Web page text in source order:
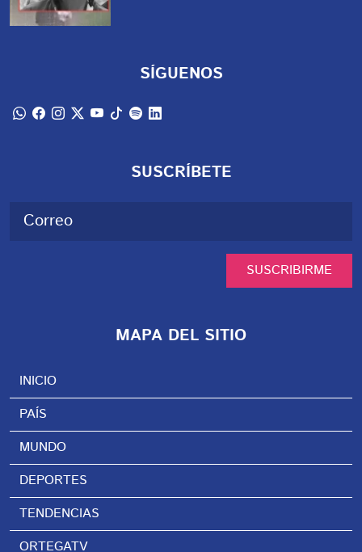
SÍGUENOS
SUSCRÍBETE
SUSCRIBIRME
MAPA DEL SITIO
INICIO
PAÍS
MUNDO
DEPORTES
TENDENCIAS
ORTEGATV